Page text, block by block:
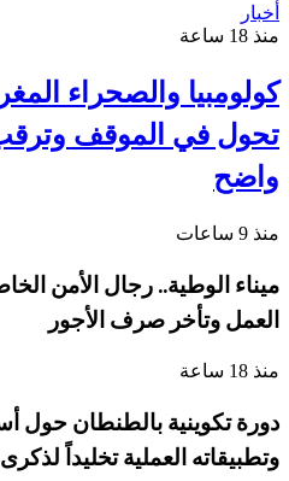
أخبار
منذ 18 ساعة
كولومبيا والصحراء
تحول في الموقف
واضح
منذ 9 ساعات
ميناء الوطية.. رجال الأمن
العمل وتأخر صرف الأجور
منذ 18 ساعة
دورة تكوينية بالطنطان حول
وتطبيقاته العملية تخليداً